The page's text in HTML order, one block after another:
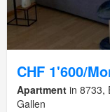
CHF 1'600/
Apartment in 8733,
Gallen